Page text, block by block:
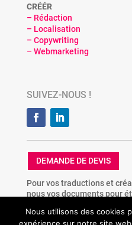
CRÉÉR
– Rédaction
– Localisation
– Copywriting
– Webmarketing
SUIVEZ-NOUS !
DEMANDE DE DEVIS
Pour vos traductions et
nous vos documents pour
Nous utilisons des cookies